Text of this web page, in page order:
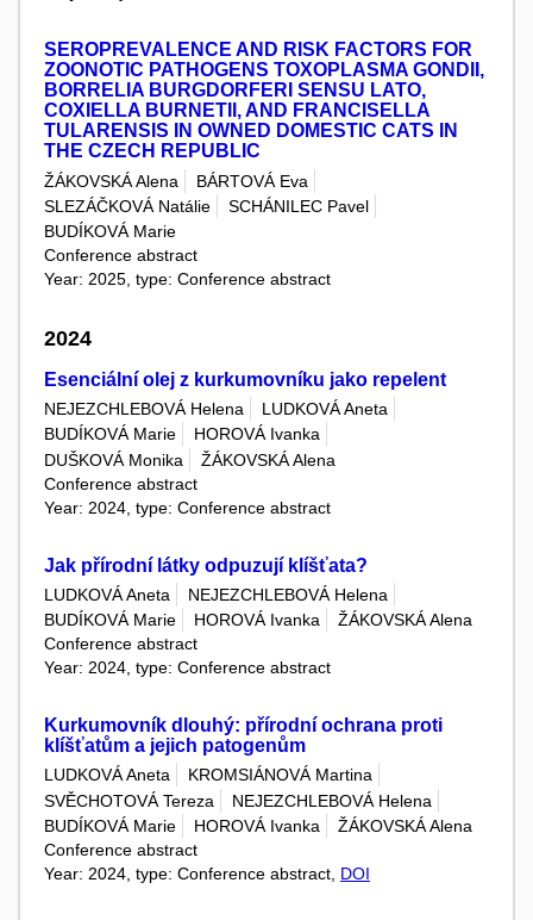
SEROPREVALENCE AND RISK FACTORS FOR
ZOONOTIC PATHOGENS TOXOPLASMA GONDII,
BORRELIA BURGDORFERI SENSU LATO,
COXIELLA BURNETII, AND FRANCISELLA
TULARENSIS IN OWNED DOMESTIC CATS IN
THE CZECH REPUBLIC
ŽÁKOVSKÁ Alena
BÁRTOVÁ Eva
SLEZÁČKOVÁ Natálie
SCHÁNILEC Pavel
BUDÍKOVÁ Marie
Conference abstract
Year: 2025, type: Conference abstract
2024
Esenciální olej z kurkumovníku jako repelent
NEJEZCHLEBOVÁ Helena
LUDKOVÁ Aneta
BUDÍKOVÁ Marie
HOROVÁ Ivanka
DUŠKOVÁ Monika
ŽÁKOVSKÁ Alena
Conference abstract
Year: 2024, type: Conference abstract
Jak přírodní látky odpuzují klíšťata?
LUDKOVÁ Aneta
NEJEZCHLEBOVÁ Helena
BUDÍKOVÁ Marie
HOROVÁ Ivanka
ŽÁKOVSKÁ Alena
Conference abstract
Year: 2024, type: Conference abstract
Kurkumovník dlouhý: přírodní ochrana proti
klíšťatům a jejich patogenům
LUDKOVÁ Aneta
KROMSIÁNOVÁ Martina
SVĚCHOTOVÁ Tereza
NEJEZCHLEBOVÁ Helena
BUDÍKOVÁ Marie
HOROVÁ Ivanka
ŽÁKOVSKÁ Alena
Conference abstract
Year: 2024, type: Conference abstract, DOI